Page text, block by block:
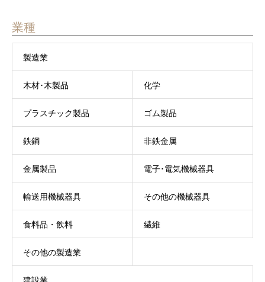
業種
製造業
木材･木製品 化学
プラスチック製品 ゴム製品
鉄鋼 非鉄金属
金属製品 電子･電気機械器具
輸送用機械器具 その他の機械器具
食料品・飲料 繊維
その他の製造業
建設業